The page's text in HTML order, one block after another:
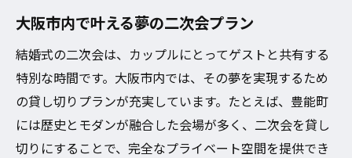
ション
大阪市での貸し切りプラン活用のメリット
大阪市豊能町で結婚式二次会を貸し切りで楽し
む方法
豊能町での二次会貸し切りプラン活用法
大阪市内で叶える夢の二次会プラン
結婚式の二次会は、カップルにとってゲストと共有する
特別な時間です。大阪市内では、その夢を実現するため
の貸し切りプランが充実しています。たとえば、豊能町
には歴史とモダンが融合した会場が多く、二次会を貸し
切りにすることで、完全なプライベート空間を提供でき